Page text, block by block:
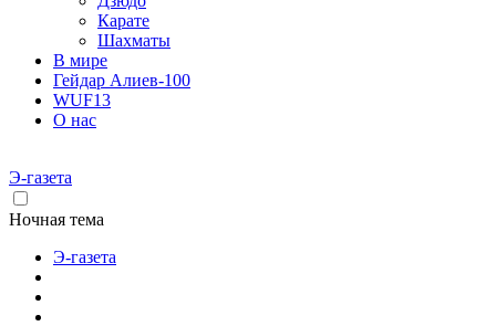
Карате
Шахматы
В мире
Гейдар Алиев-100
WUF13
О нас
Э-газета
Ночная тема
Э-газета